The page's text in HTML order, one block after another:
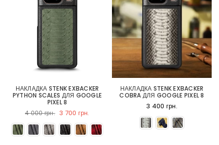
НАКЛАДКА STENK EXBACKER
PYTHON SCALES ДЛЯ GOOGLE
PIXEL 8
4 000 грн. 3 700 грн.
НАКЛАДКА STENK EXBACKER
COBRA ДЛЯ GOOGLE PIXEL 8
3 400 грн.